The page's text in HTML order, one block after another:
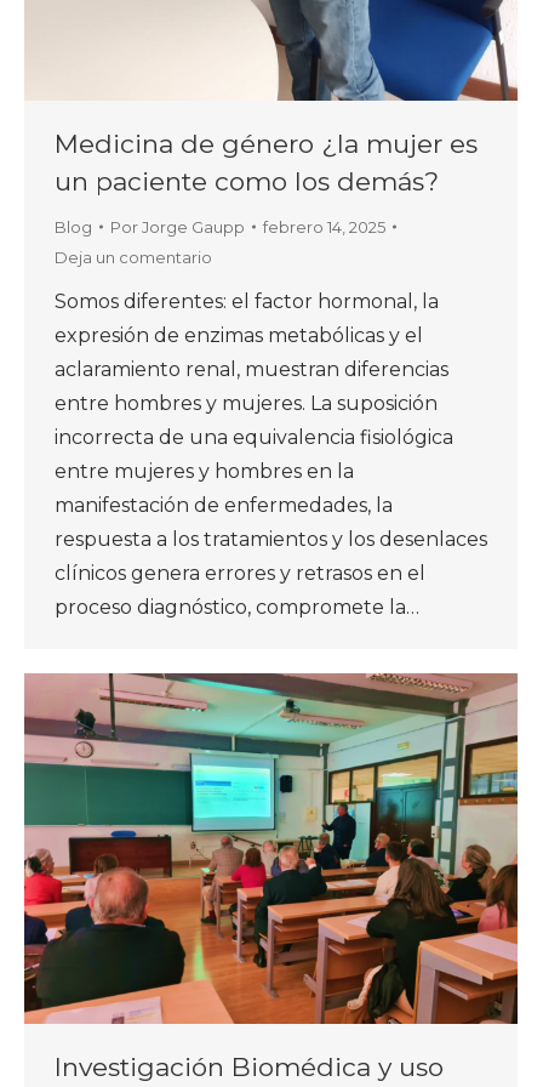
Medicina de género ¿la mujer es
un paciente como los demás?
Blog PorJorge Gaupp
febrero 14, 2025
Deja un comentario
Somos diferentes: el factor hormonal, la
expresión de enzimas metabólicas y el
aclaramiento renal, muestran diferencias
entre hombres y mujeres. La suposición
incorrecta de una equivalencia fisiológica
entre mujeres y hombres en la
manifestación de enfermedades, la
respuesta a los tratamientos y los desenlaces
clínicos genera errores y retrasos en el
proceso diagnóstico, compromete la…
Investigación Biomédica y uso